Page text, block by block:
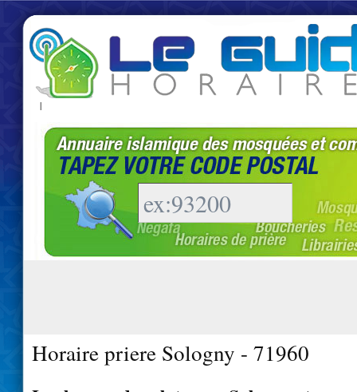
|
Horaire priere Sologny - 71960